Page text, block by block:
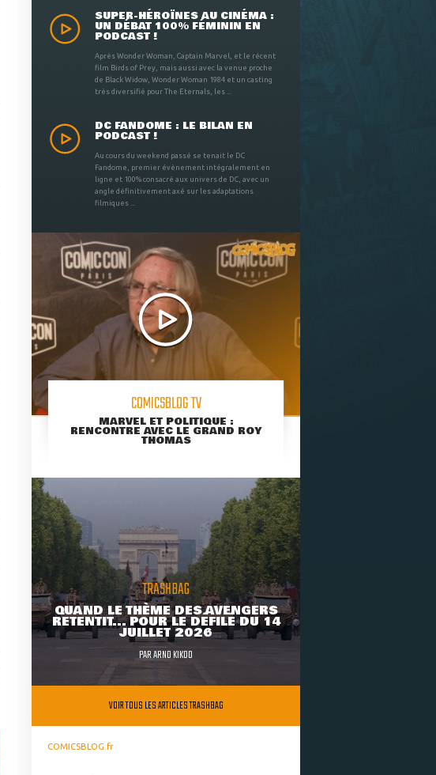
SUPER-HÉROÏNES AU CINÉMA :
UN DÉBAT 100% FÉMININ EN
PODCAST !
Après Wonder Woman, Captain Marvel, et le récent
film Birds of Prey, mais aussi avec la venue proche
de Black Widow, Wonder Woman 1984 et un casting
très diversifié pour The Eternals, les ...
DC FANDOME : LE BILAN EN
PODCAST !
Au cours du weekend passé se tenait le DC
Fandome, premier évènement intégralement en
ligne et 100% consacré aux univers de DC, avec un
angle définitivement axé sur les adaptations
filmiques ...
COMICSBLOG TV
MARVEL ET POLITIQUE :
RENCONTRE AVEC LE GRAND ROY
THOMAS
TRASHBAG
QUAND LE THÈME DES AVENGERS
RETENTIT... POUR LE DÉFILÉ DU 14
JUILLET 2026
PARARNO KIKOO
VOIR TOUS LES ARTICLES TRASHBAG
COMICSBLOG.fr